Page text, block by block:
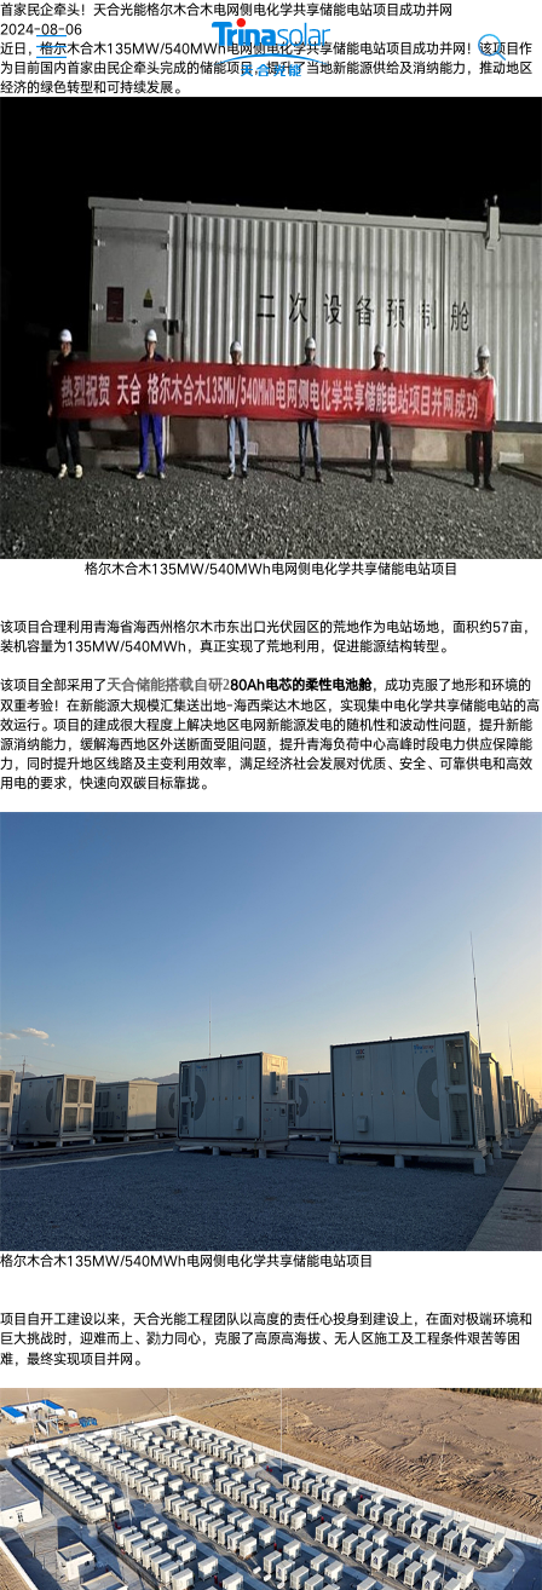
首家民企牵头！天合光能格尔木合木电网侧电化学共享储能电站项目成功并网
2024-08-06
近日，格尔木合木135MW/540MWh电网侧电化学共享储能电站项目成功并网！该项目作
为目前国内首家由民企牵头完成的储能项目，提升了当地新能源供给及消纳能力，推动地区
经济的绿色转型和可持续发展。
格尔木合木135MW/540MWh电网侧电化学共享储能电站项目
该项目合理利用青海省海西州格尔木市东出口光伏园区的荒地作为电站场地，面积约57亩，
装机容量为135MW/540MWh，真正实现了荒地利用，促进能源结构转型。
该项目全部采用了天合储能搭载自研280Ah电芯的柔性电池舱，成功克服了地形和环境的
双重考验！在新能源大规模汇集送出地-海西柴达木地区，实现集中电化学共享储能电站的高
效运行。项目的建成很大程度上解决地区电网新能源发电的随机性和波动性问题，提升新能
源消纳能力，缓解海西地区外送断面受阻问题，提升青海负荷中心高峰时段电力供应保障能
力，同时提升地区线路及主变利用效率，满足经济社会发展对优质、安全、可靠供电和高效
用电的要求，快速向双碳目标靠拢。
格尔木合木135MW/540MWh电网侧电化学共享储能电站项目
项目自开工建设以来，天合光能工程团队以高度的责任心投身到建设上，在面对极端环境和
巨大挑战时，迎难而上、勠力同心，克服了高原高海拔、无人区施工及工程条件艰苦等困
难，最终实现项目并网。